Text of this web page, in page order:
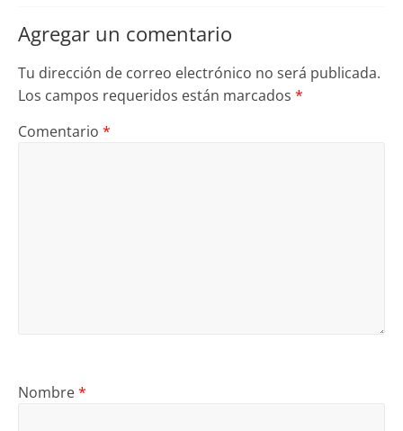
Agregar un comentario
Tu dirección de correo electrónico no será publicada.
Los campos requeridos están marcados *
Comentario *
Nombre*